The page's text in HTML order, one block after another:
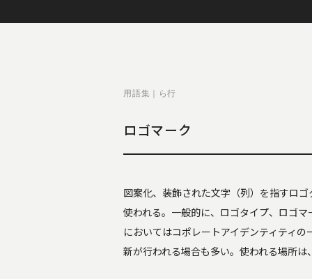
用語集｜ら行
ロゴマーク
図案化、装飾された文字（列）を指すロ
使われる。一般的に、ロゴタイプ、ロゴ
においてはコポレートアイデンティティ
新が行われる場合も多い。使われる場所